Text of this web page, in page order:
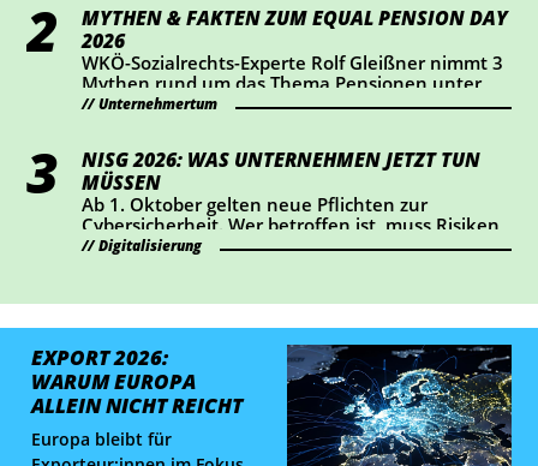
sollte jetzt prüfen, ob Handlungsbedarf besteht.
MYTHEN & FAKTEN ZUM EQUAL PENSION DAY
2026
WKÖ-Sozialrechts-Experte Rolf Gleißner nimmt 3
Mythen rund um das Thema Pensionen unter
die Lupe und liefert Fakten.
Unternehmertum
NISG 2026: WAS UNTERNEHMEN JETZT TUN
MÜSSEN
Ab 1. Oktober gelten neue Pflichten zur
Cybersicherheit. Wer betroffen ist, muss Risiken
managen, Vorfälle melden und sich bis
Digitalisierung
EXPORT 2026:
WARUM EUROPA
ALLEIN NICHT REICHT
Europa bleibt für